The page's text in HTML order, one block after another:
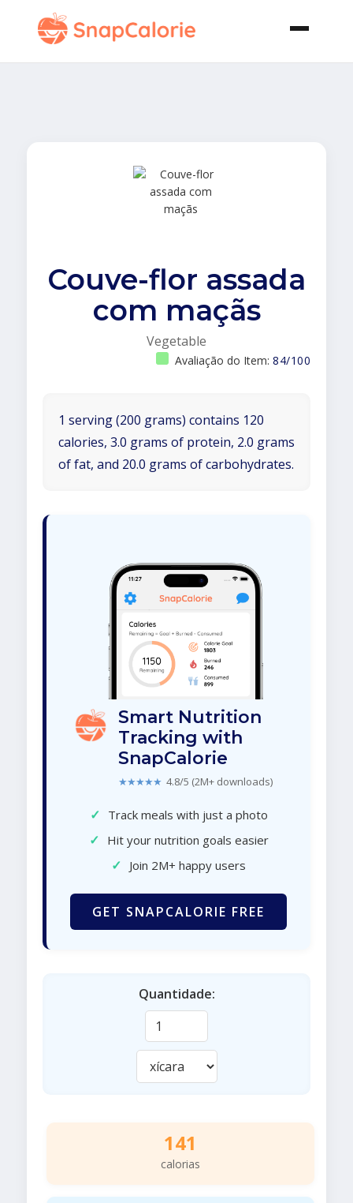
Couve-flor assada
com maçãs
Vegetable
Avaliação do Item: 84/100
1 serving (200 grams) contains 120
calories, 3.0 grams of protein, 2.0 grams
of fat, and 20.0 grams of carbohydrates.
Smart Nutrition
Tracking with
SnapCalorie
★★★★★ 4.8/5 (2M+ downloads)
✓ Track meals with just a photo
✓ Hit your nutrition goals easier
✓ Join 2M+ happy users
GET SNAPCALORIE FREE
Quantidade:
141
calorias